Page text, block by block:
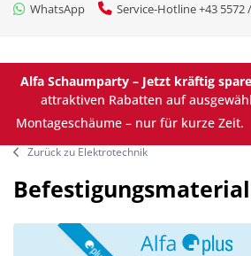
WhatsApp Service-Hotline +43 5572
Alfa Schaumparty – Jetzt kräftig
attraktiven Rabatten auf
Montageschäume – nur für kurze Zeit.
Zurück zu Elektrotechnik
Befestigungsmaterial